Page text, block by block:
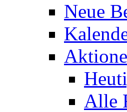
Neue
Alle